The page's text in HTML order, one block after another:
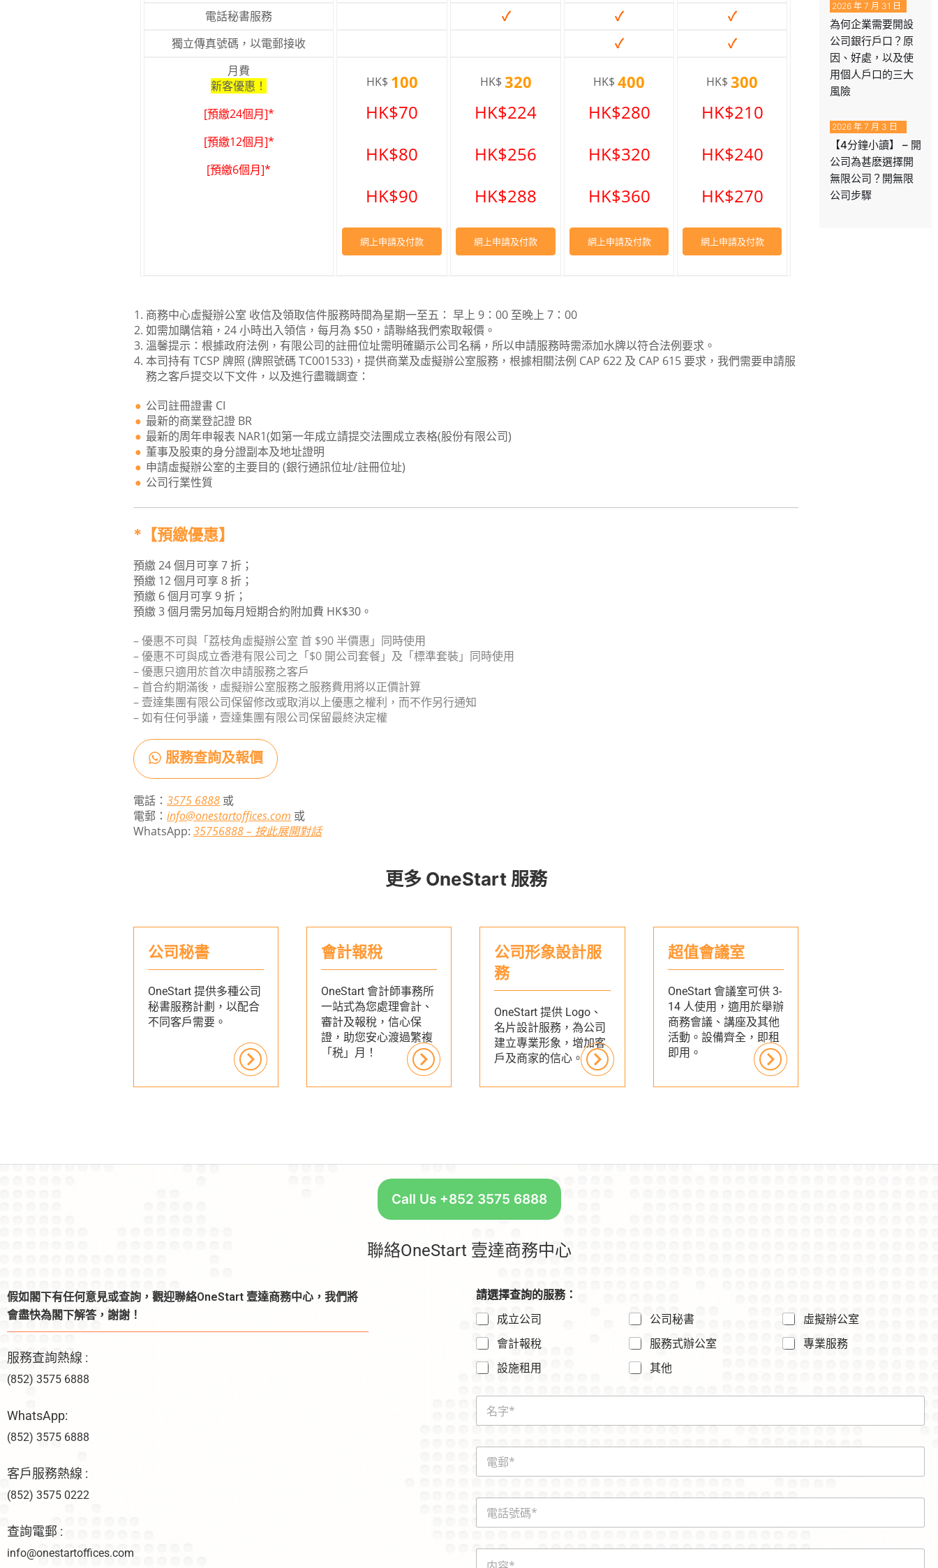
電話秘書服務 ✓ ✓ ✓
獨立傳真號碼，以電郵接收 ✓ ✓
月費
新客優惠！
[預繳24個月]*
[預繳12個月]*
[預繳6個月]*
HK$ 100
HK$70
HK$80
HK$90
網上申請及付款
HK$ 320
HK$224
HK$256
HK$288
網上申請及付款
HK$ 400
HK$280
HK$320
HK$360
網上申請及付款
HK$ 300
HK$210
HK$240
HK$270
網上申請及付款
商務中心虛擬辦公室 收信及領取信件服務時間為星期一至五： 早上 9：00 至晚上 7：00
如需加購信箱，24 小時出入領信，每月為 $50，請聯絡我們索取報價。
溫馨提示：根據政府法例，有限公司的註冊位址需明確顯示公司名稱，所以申請服務時需添加水牌以符合法例要求。
本司持有 TCSP 牌照 (牌照號碼 TC001533)，提供商業及虛擬辦公室服務，根據相關法例 CAP 622 及 CAP 615 要求，我們需要申請服
務之客戶提交以下文件，以及進行盡職調查：
公司註冊證書 CI
最新的商業登記證 BR
最新的周年申報表 NAR1(如第一年成立請提交法團成立表格(股份有限公司)
董事及股東的身分證副本及地址證明
申請虛擬辦公室的主要目的 (銀行通訊位址/註冊位址)
公司行業性質
*【預繳優惠】
預繳 24 個月可享 7 折；
預繳 12 個月可享 8 折；
預繳 6 個月可享 9 折；
預繳 3 個月需另加每月短期合約附加費 HK$30。
– 優惠不可與「荔枝角虛擬辦公室 首 $90 半價惠」同時使用
– 優惠不可與成立香港有限公司之「$0 開公司套餐」及「標準套裝」同時使用
– 優惠只適用於首次申請服務之客戶
– 首合約期滿後，虛擬辦公室服務之服務費用將以正價計算
– 壹達集團有限公司保留修改或取消以上優惠之權利，而不作另行通知
– 如有任何爭議，壹達集團有限公司保留最終決定權
服務查詢及報價
電話：3575 6888 或
電郵：info@onestartoffices.com 或
WhatsApp:35756888 – 按此展開對話
更多 OneStart 服務
公司秘書
OneStart 提供多種公司
秘書服務計劃，以配合
不同客戶需要。
會計報稅
OneStart 會計師事務所
一站式為您處理會計、
審計及報稅，信心保
證，助您安心渡過繁複
「税」月！
公司形象設計服
務
OneStart 提供 Logo、
名片設計服務，為公司
建立專業形象，增加客
戶及商家的信心。
超值會議室
OneStart 會議室可供 3-
14 人使用，適用於舉辦
商務會議、講座及其他
活動。設備齊全，即租
即用。
為何企業需要開設
公司銀行戶口？原
因、好處，以及使
用個人戶口的三大
風險
2026 年 7 月 31 日
【4分鐘小讀】 – 開
公司為甚麽選擇開
無限公司？開無限
公司步驟
2026 年 7 月 3 日
Call Us +852 3575 6888
聯絡OneStart 壹達商務中心
假如閣下有任何意見或查詢，觀迎聯絡OneStart 壹達商務中心，我們將
會盡快為閣下解答，謝謝！
服務查詢熱線 :
(852) 3575 6888
WhatsApp:
(852) 3575 6888
客戶服務熱線 :
(852) 3575 0222
查詢電郵 :
info@onestartoffices.com
請選擇查詢的服務：
成立公司
公司秘書
虛擬辦公室
會計報稅
服務式辦公室
專業服務
設施租用
其他
N
m
E
a
電
號
内